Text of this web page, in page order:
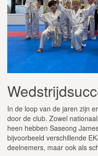
In de loop van de jaren zijn
door de club. Zowel
heen hebben Saseong
bijvoorbeeld verschillende
deelnemers, maar ook als